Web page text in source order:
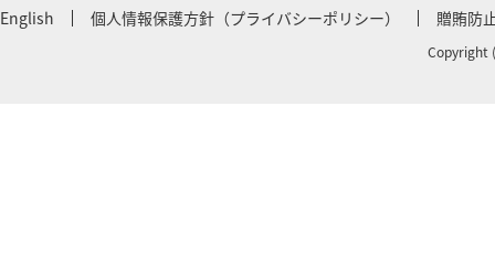
English 個人情報保護方針（プライバシーポリシー） 贈賄防
Copyright